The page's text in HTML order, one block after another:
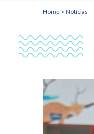
Home Notícias